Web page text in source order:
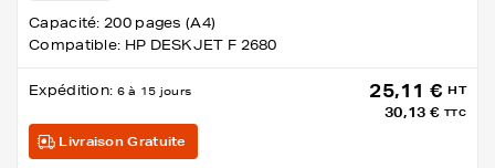
Capacité: 200 pages (A4)
Compatible: HP DESKJET F 2680
Expédition: 6 à 15 jours 25,11 € HT
30,13 € TTC
Livraison Gratuite